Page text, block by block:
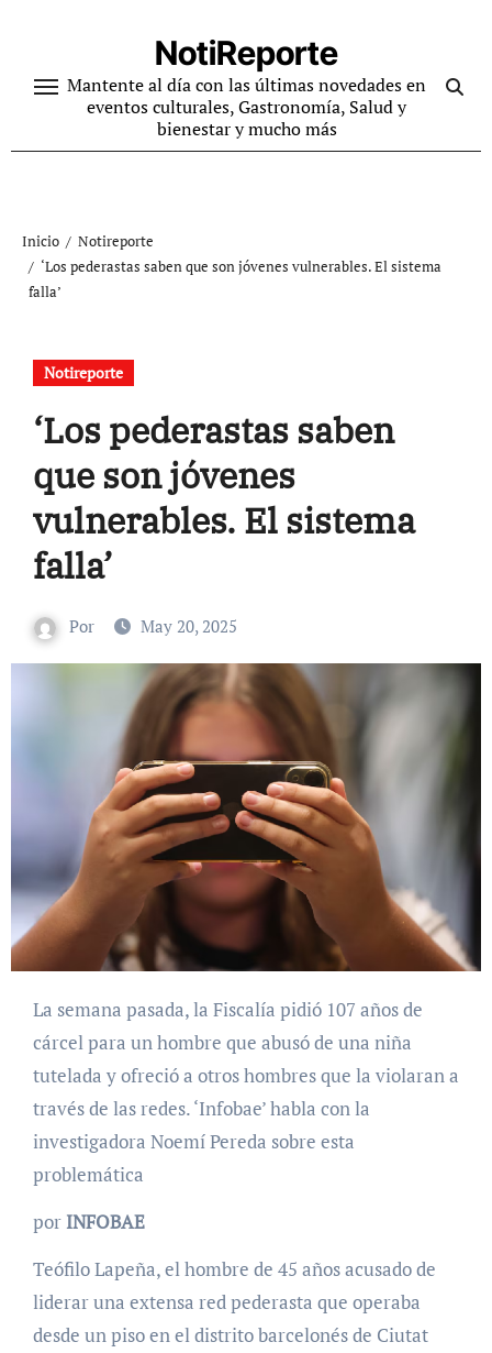
contenido
NotiReporte
Mantente al día con las últimas novedades en
eventos culturales, Gastronomía, Salud y
bienestar y mucho más
Inicio
Notireporte
‘Los pederastas saben que son jóvenes vulnerables. El sistema
falla’
Notireporte
‘Los pederastas saben
que son jóvenes
vulnerables. El sistema
falla’
Por May 20, 2025
La semana pasada, la Fiscalía pidió 107 años de
cárcel para un hombre que abusó de una niña
tutelada y ofreció a otros hombres que la violaran a
través de las redes. ‘Infobae’ habla con la
investigadora Noemí Pereda sobre esta
problemática
por INFOBAE
Teófilo Lapeña, el hombre de 45 años acusado de
liderar una extensa red pederasta que operaba
desde un piso en el distrito barcelonés de Ciutat